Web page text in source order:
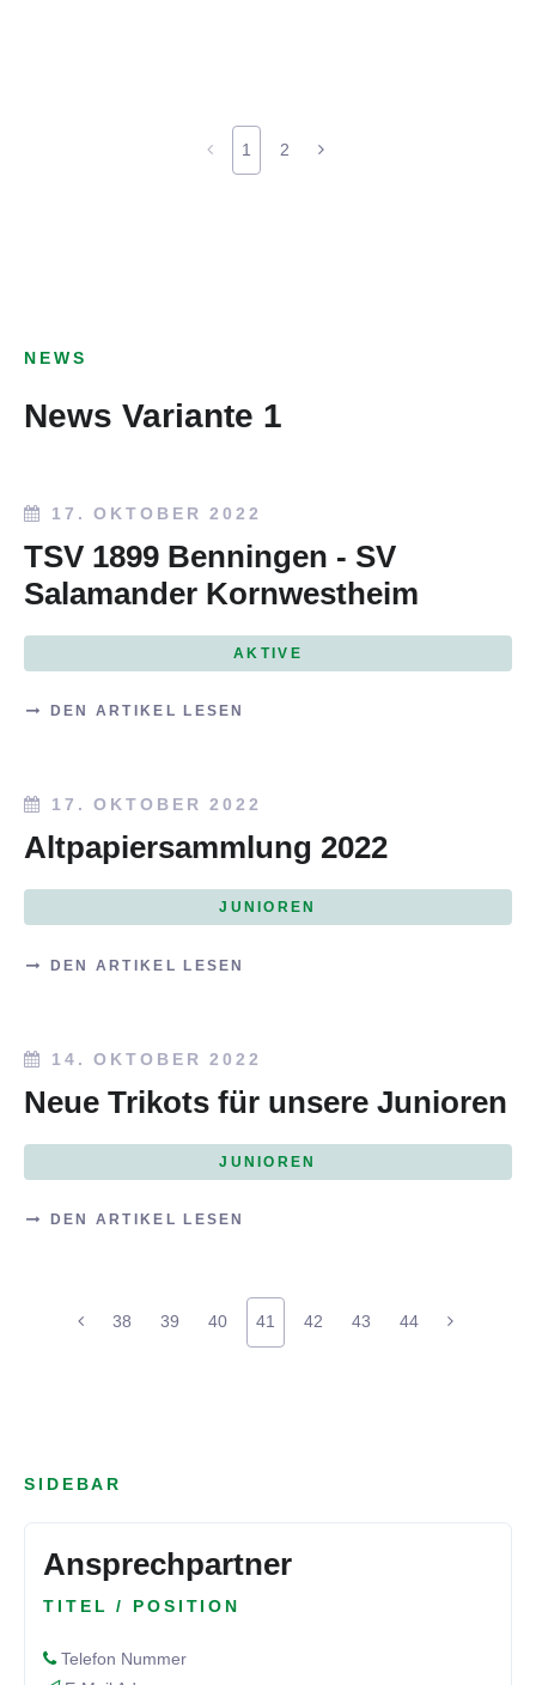
1 2
NEWS
News Variante 1
17. OKTOBER 2022
TSV 1899 Benningen - SV
Salamander Kornwestheim
AKTIVE
DEN ARTIKEL LESEN
17. OKTOBER 2022
Altpapiersammlung 2022
JUNIOREN
DEN ARTIKEL LESEN
14. OKTOBER 2022
Neue Trikots für unsere Junioren
JUNIOREN
DEN ARTIKEL LESEN
38 39 40 41 42 43 44
SIDEBAR
Ansprechpartner
TITEL / POSITION
Telefon Nummer